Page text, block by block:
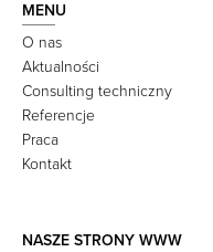
MENU
O nas
Aktualności
Consulting techniczny
Referencje
Praca
Kontakt
NASZE STRONY WWW